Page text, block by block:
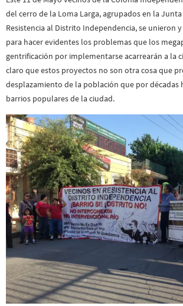
del cerro de la Loma Larga, agrupados en la Junta
Resistencia al Distrito Independencia, se unieron
para hacer evidentes los problemas que los
gentrificación por implementarse acarrearán a la
claro que estos proyectos no son otra cosa que
desplazamiento de la población que por décadas
barrios populares de la ciudad.